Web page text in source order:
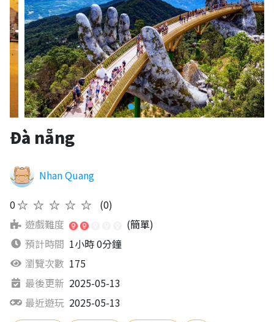
Đà nẵng
Nhan Quang
0★★★★★
(0)
遊戲難度
(簡單)
預計時間 1小時 0分鐘
瀏覽次數 175
最後更新 2025-05-13
最近遊玩 2025-05-13